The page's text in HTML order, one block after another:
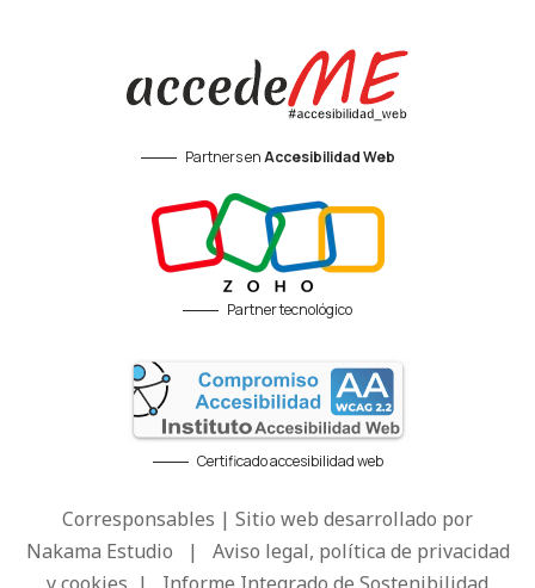
Partners enAccesibilidad Web
Partner tecnológico
Certificado accesibilidad web
Corresponsables | Sitio web desarrollado por
Nakama Estudio | Aviso legal, política de privacidad